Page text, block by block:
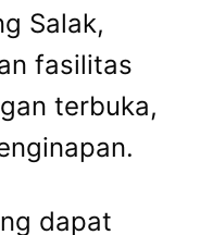
Salak,
fasilitas
terbuka,
dapat